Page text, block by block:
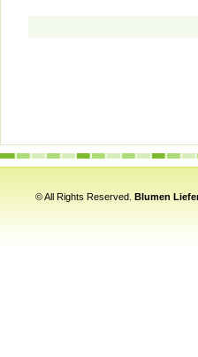
© All Rights Reserved. Blumen